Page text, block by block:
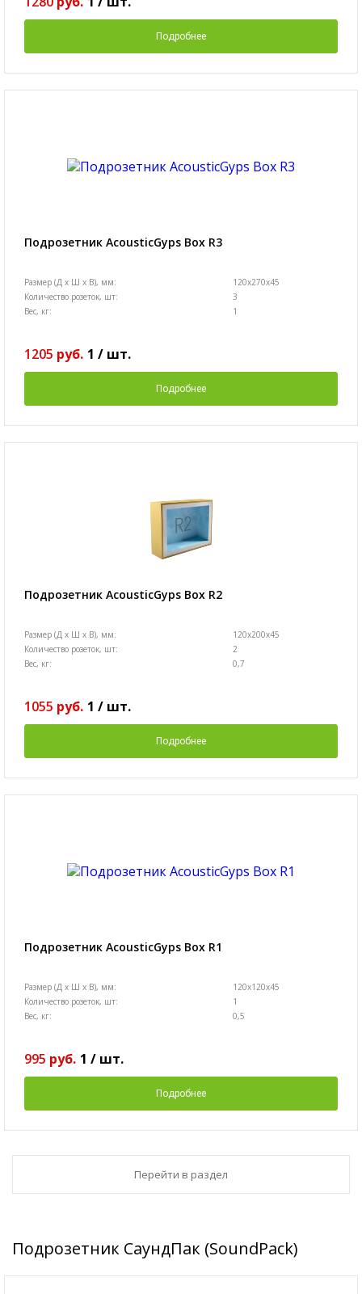
Подробнее
Подрозетник AcousticGyps Box R3
Размер (Д х Ш х В), мм:
120x270x45
Количество розеток, шт:
3
Вес, кг:
1
1205 руб. 1 / шт.
Подробнее
Подрозетник AcousticGyps Box R2
Размер (Д х Ш х В), мм:
120x200x45
Количество розеток, шт:
2
Вес, кг:
0,7
1055 руб. 1 / шт.
Подробнее
Подрозетник AcousticGyps Box R1
Размер (Д х Ш х В), мм:
120x120x45
Количество розеток, шт:
1
Вес, кг:
0,5
995 руб. 1 / шт.
Подробнее
Перейти в раздел
Подрозетник СаундПак (SoundPack)